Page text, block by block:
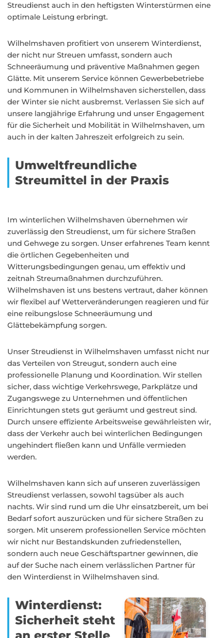
Streudienst auch in den heftigsten Winterstürmen eine
optimale Leistung erbringt.
Wilhelmshaven profitiert von unserem Winterdienst,
der nicht nur Streuen umfasst, sondern auch
Schneeräumung und präventive Maßnahmen gegen
Glätte. Mit unserem Service können Gewerbebetriebe
und Kommunen in Wilhelmshaven sicherstellen, dass
der Winter sie nicht ausbremst. Verlassen Sie sich auf
unsere langjährige Erfahrung und unser Engagement
für die Sicherheit und Mobilität in Wilhelmshaven, um
auch in der kalten Jahreszeit erfolgreich zu sein.
Umweltfreundliche
Streumittel in der Praxis
Im winterlichen Wilhelmshaven übernehmen wir
zuverlässig den Streudienst, um für sichere Straßen
und Gehwege zu sorgen. Unser erfahrenes Team kennt
die örtlichen Gegebenheiten und
Witterungsbedingungen genau, um effektiv und
zeitnah Streumaßnahmen durchzuführen.
Wilhelmshaven ist uns bestens vertraut, daher können
wir flexibel auf Wetterveränderungen reagieren und für
eine reibungslose Schneeräumung und
Glättebekämpfung sorgen.
Unser Streudienst in Wilhelmshaven umfasst nicht nur
das Verteilen von Streugut, sondern auch eine
professionelle Planung und Koordination. Wir stellen
sicher, dass wichtige Verkehrswege, Parkplätze und
Zugangswege zu Unternehmen und öffentlichen
Einrichtungen stets gut geräumt und gestreut sind.
Durch unsere effiziente Arbeitsweise gewährleisten wir,
dass der Verkehr auch bei winterlichen Bedingungen
ungehindert fließen kann und Unfälle vermieden
werden.
Wilhelmshaven kann sich auf unseren zuverlässigen
Streudienst verlassen, sowohl tagsüber als auch
nachts. Wir sind rund um die Uhr einsatzbereit, um bei
Bedarf sofort auszurücken und für sichere Straßen zu
sorgen. Mit unserem professionellen Service möchten
wir nicht nur Bestandskunden zufriedenstellen,
sondern auch neue Geschäftspartner gewinnen, die
auf der Suche nach einem verlässlichen Partner für
den Winterdienst in Wilhelmshaven sind.
Winterdienst:
Sicherheit steht